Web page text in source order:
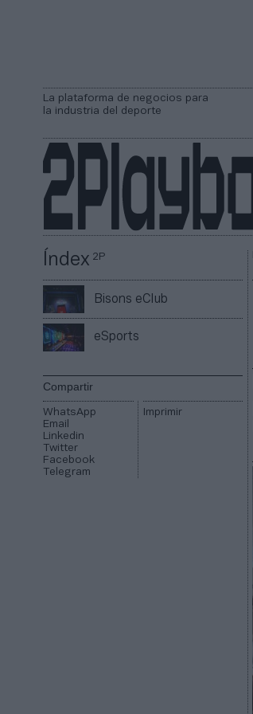
La plataforma de negocios para
la industria del deporte
Índex2P
Bisons eClub
eSports
Compartir
WhatsApp
Email
Linkedin
Twitter
Facebook
Telegram
Imprimir